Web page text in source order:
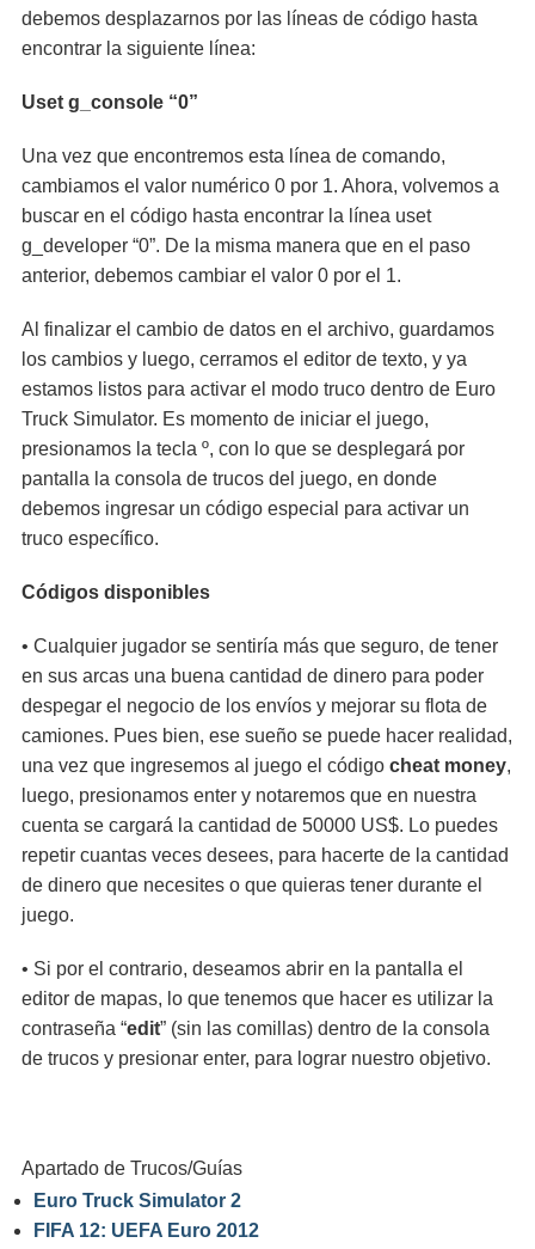
debemos desplazarnos por las líneas de código hasta
encontrar la siguiente línea:
Uset g_console “0”
Una vez que encontremos esta línea de comando,
cambiamos el valor numérico 0 por 1. Ahora, volvemos a
buscar en el código hasta encontrar la línea uset
g_developer “0”. De la misma manera que en el paso
anterior, debemos cambiar el valor 0 por el 1.
Al finalizar el cambio de datos en el archivo, guardamos
los cambios y luego, cerramos el editor de texto, y ya
estamos listos para activar el modo truco dentro de Euro
Truck Simulator. Es momento de iniciar el juego,
presionamos la tecla º, con lo que se desplegará por
pantalla la consola de trucos del juego, en donde
debemos ingresar un código especial para activar un
truco específico.
Códigos disponibles
• Cualquier jugador se sentiría más que seguro, de tener
en sus arcas una buena cantidad de dinero para poder
despegar el negocio de los envíos y mejorar su flota de
camiones. Pues bien, ese sueño se puede hacer realidad,
una vez que ingresemos al juego el código cheat money,
luego, presionamos enter y notaremos que en nuestra
cuenta se cargará la cantidad de 50000 US$. Lo puedes
repetir cuantas veces desees, para hacerte de la cantidad
de dinero que necesites o que quieras tener durante el
juego.
• Si por el contrario, deseamos abrir en la pantalla el
editor de mapas, lo que tenemos que hacer es utilizar la
contraseña “edit” (sin las comillas) dentro de la consola
de trucos y presionar enter, para lograr nuestro objetivo.
Apartado de Trucos/Guías
Euro Truck Simulator 2
FIFA 12: UEFA Euro 2012